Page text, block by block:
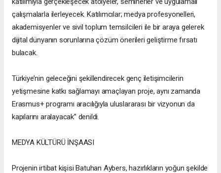
çalışmalarla ilerleyecek. Katılımcılar; medya profesyonelleri,
akademisyenler ve sivil toplum temsilcileri ile bir araya gelerek
dijital dünyanın sorunlarına çözüm önerileri geliştirme fırsatı
bulacak.
Türkiye’nin geleceğini şekillendirecek genç iletişimcilerin
yetişmesine katkı sağlamayı amaçlayan proje, aynı zamanda
Erasmus+ programı aracılığıyla uluslararası bir vizyonun da
kapılarını aralayacak” denildi.
MEDYA KÜLTÜRÜ İNŞAASI
Projenin irtibat kişisi Batuhan Aybers, hazırlıkların yoğun şekilde